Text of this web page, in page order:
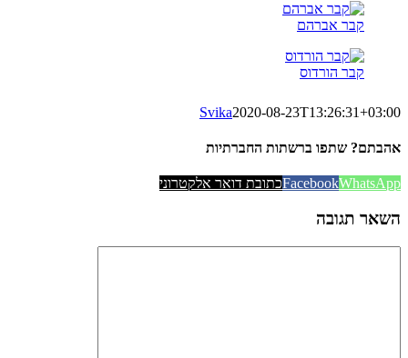
קבר אברהם
קבר הורדוס
Svika2020-08-23T13:26:31+03:00
אהבתם? שתפו ברשתות החברתיות
FacebookWhatsApp כתובת דואר אלקטרוני
השאר תגובה